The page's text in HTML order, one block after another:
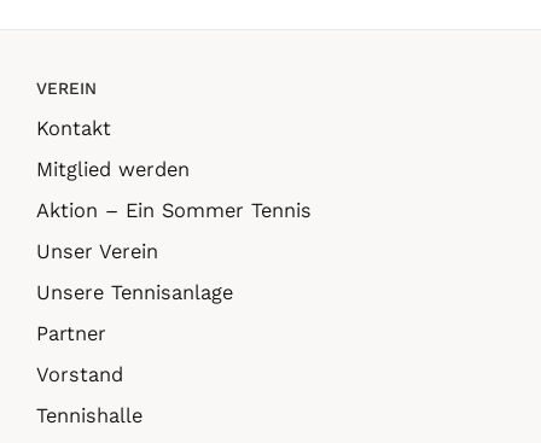
VEREIN
Kontakt
Mitglied werden
Aktion – Ein Sommer Tennis
Unser Verein
Unsere Tennisanlage
Partner
Vorstand
Tennishalle